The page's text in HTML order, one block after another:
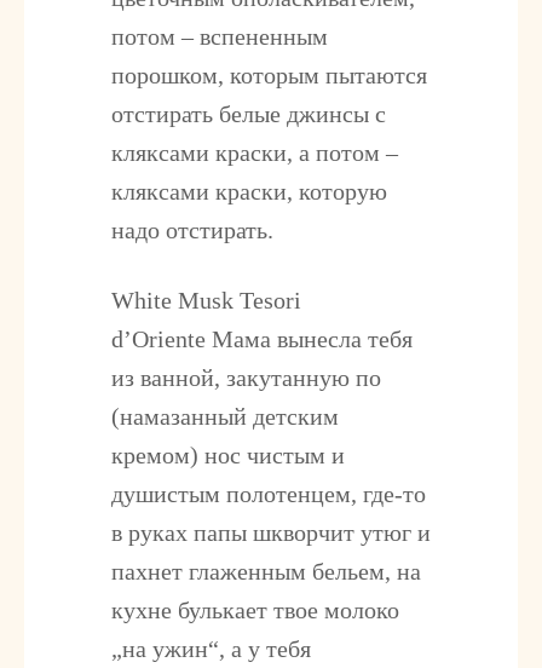
потом – вспененным
порошком, которым пытаются
отстирать белые джинсы с
кляксами краски, а потом –
кляксами краски, которую
надо отстирать.
White Musk Tesori
d’Oriente Мама вынесла тебя
из ванной, закутанную по
(намазанный детским
кремом) нос чистым и
душистым полотенцем, где-то
в руках папы шкворчит утюг и
пахнет глаженным бельем, на
кухне булькает твое молоко
„на ужин“, а у тебя